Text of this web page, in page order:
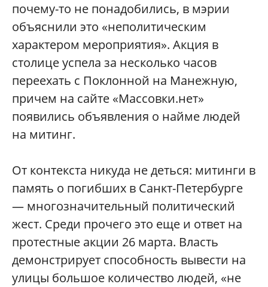
почему-то не понадобились, в мэрии
объяснили это «неполитическим
характером мероприятия». Акция в
столице успела за несколько часов
переехать с Поклонной на Манежную,
причем на сайте «Массовки.нет»
появились объявления о найме людей
на митинг.
От контекста никуда не деться: митинги в
память о погибших в Санкт-Петербурге
— многозначительный политический
жест. Среди прочего это еще и ответ на
протестные акции 26 марта. Власть
демонстрирует способность вывести на
улицы большое количество людей, «не